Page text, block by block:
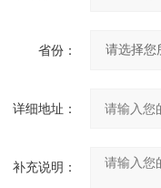
省份：
详细地址：
补充说明：